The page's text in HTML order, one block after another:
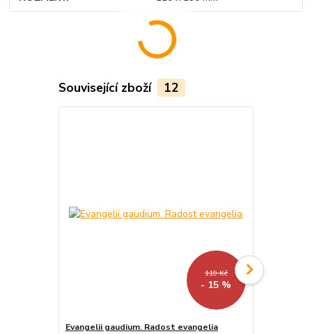
Související zboží 12
119 Kč
- 15 %
Evangelii gaudium. Radost evangelia